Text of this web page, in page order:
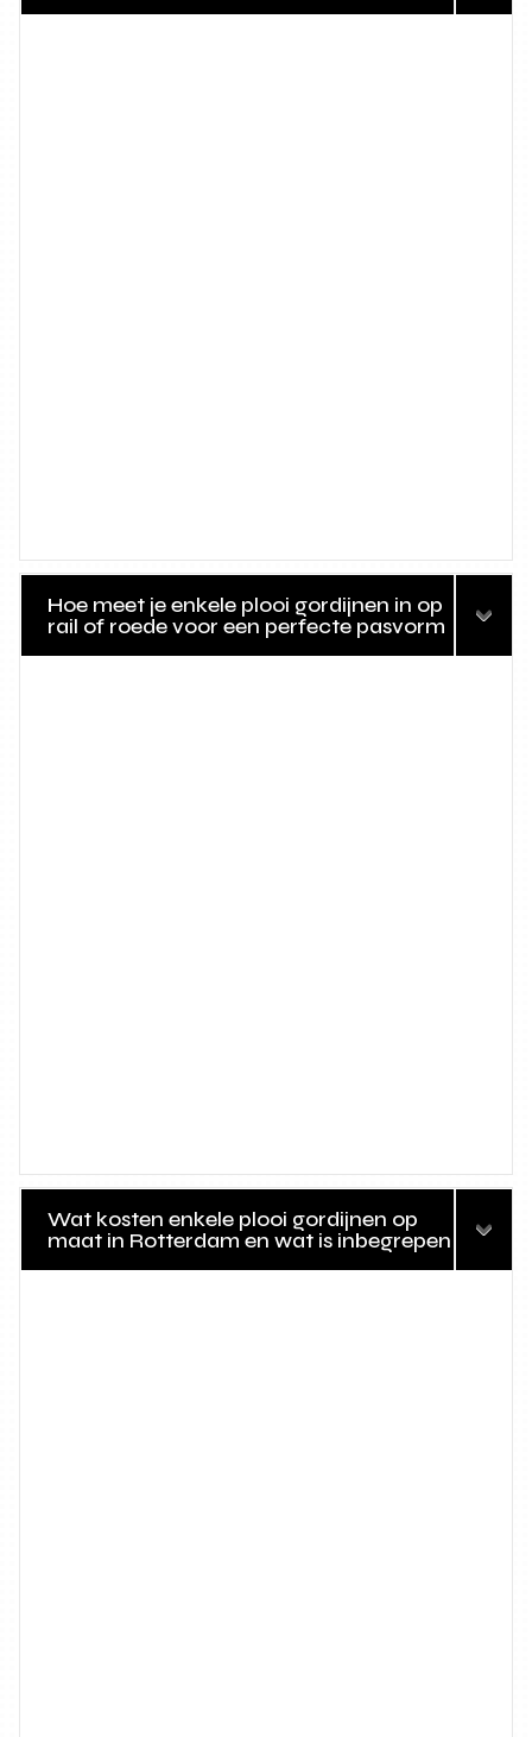
Hoe meet je enkele plooi gordijnen in op
rail of roede voor een perfecte pasvorm
Wat kosten enkele plooi gordijnen op
maat in Rotterdam en wat is inbegrepen